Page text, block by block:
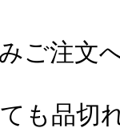
ご注文
も品切